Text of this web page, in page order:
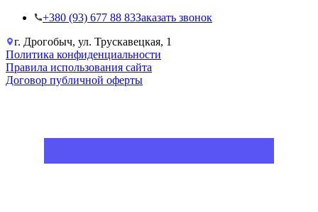
+38‎0 (93) 677 88 83Заказать звонок
г. Дрогобыч, ул. Трускавецкая, 1
Политика конфиденциальности
Правила использования сайта
Договор публичной оферты